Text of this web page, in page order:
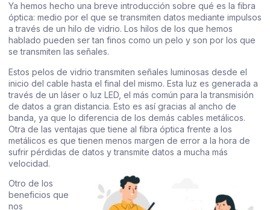
Ya hemos hecho una breve introducción sobre qué es la fibra
óptica: medio por el que se transmiten datos mediante impulsos
a través de un hilo de vidrio. Los hilos de los que hemos
hablado pueden ser tan finos como un pelo y son por los que
se transmiten las señales.
Estos pelos de vidrio transmiten señales luminosas desde el
inicio del cable hasta el final del mismo. Esta luz es generada a
través de un láser o luz LED, el más común para la transmisión
de datos a gran distancia. Esto es así gracias al ancho de
banda, ya que lo diferencia de los demás cables metálicos.
Otra de las ventajas que tiene al fibra óptica frente a los
metálicos es que tienen menos margen de error a la hora de
sufrir pérdidas de datos y transmite datos a mucha más
velocidad.
Otro de los
beneficios que
nos